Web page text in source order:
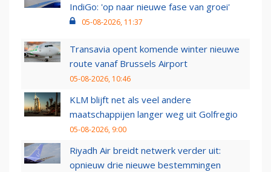
IndiGo: 'op naar nieuwe fase van groei'
05-08-2026, 11:37
Transavia opent komende winter nieuwe
route vanaf Brussels Airport
05-08-2026, 10:46
KLM blijft net als veel andere
maatschappijen langer weg uit Golfregio
05-08-2026, 9:00
Riyadh Air breidt netwerk verder uit:
opnieuw drie nieuwe bestemmingen